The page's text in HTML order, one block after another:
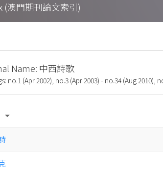
(澳門期刊論文索引)
Name: 中西詩歌
no.1 (Apr 2002), no.3 (Apr 2003) - no.34 (Aug 2010),
arrow_drop_down